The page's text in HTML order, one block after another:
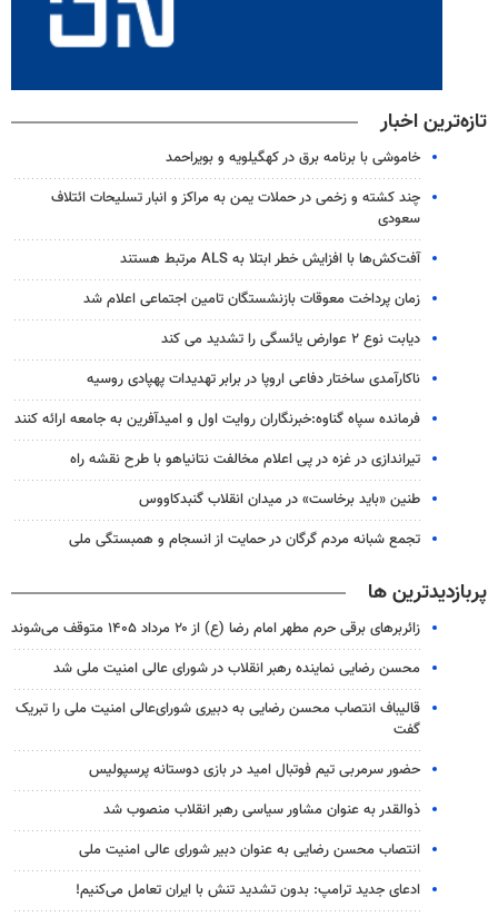
تازه‌ترین اخبار
خاموشی با برنامه برق در کهگیلویه و بویراحمد
چند کشته و زخمی در حملات یمن به مراکز و انبار تسلیحات ائتلاف
سعودی
آفت‌کش‌ها با افزایش خطر ابتلا به ALS مرتبط هستند
زمان پرداخت معوقات بازنشستگان تامین اجتماعی اعلام شد
دیابت نوع ۲ عوارض یائسگی را تشدید می کند
ناکارآمدی ساختار دفاعی اروپا در برابر تهدیدات پهپادی روسیه
فرمانده سپاه گناوه:خبرنگاران روایت اول و امیدآفرین به جامعه ارائه کنند
تیراندازی در غزه در پی اعلام مخالفت نتانیاهو با طرح نقشه راه
طنین «باید برخاست» در میدان انقلاب گنبدکاووس
تجمع شبانه مردم گرگان در حمایت از انسجام و همبستگی ملی
پربازدیدترین ها
زائربرهای برقی حرم مطهر امام رضا (ع) از ۲۰ مرداد ۱۴۰۵ متوقف می‌شوند
محسن رضایی نماینده رهبر انقلاب در شورای عالی امنیت ملی شد
قالیباف انتصاب محسن رضایی به دبیری شورای‌عالی امنیت ملی را تبریک
گفت
حضور سرمربی تیم فوتبال امید در بازی دوستانه پرسپولیس
ذوالقدر به عنوان مشاور سیاسی رهبر انقلاب منصوب شد
انتصاب محسن رضایی به عنوان دبیر شورای عالی امنیت ملی
ادعای جدید ترامپ: بدون تشدید تنش با ایران تعامل می‌کنیم!